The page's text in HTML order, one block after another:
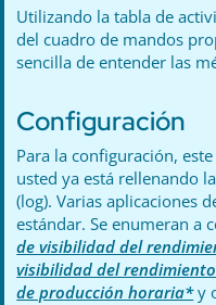
Utilizando la tabla de
del cuadro de mandos
sencilla de entender las
Configuración
Para la configuración,
usted ya está rellenando
(log). Varias aplicaciones
estándar. Se enumeran a
de visibilidad del
visibilidad del
de producción horaria*y